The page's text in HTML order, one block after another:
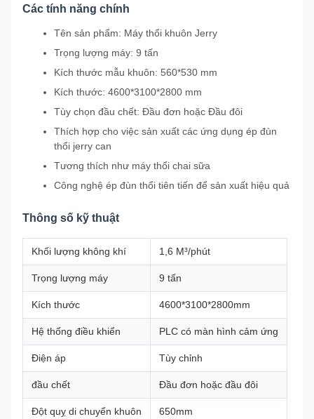
Các tính năng chính
Tên sản phẩm: Máy thổi khuôn Jerry
Trọng lượng máy: 9 tấn
Kích thước mẫu khuôn: 560*530 mm
Kích thước: 4600*3100*2800 mm
Tùy chọn đầu chết: Đầu đơn hoặc Đầu đôi
Thích hợp cho việc sản xuất các ứng dụng ép đùn
thổi jerry can
Tương thích như máy thổi chai sữa
Công nghệ ép đùn thổi tiên tiến để sản xuất hiệu quả
Thông số kỹ thuật
Khối lượng không khí 1,6 M³/phút
Trọng lượng máy 9 tấn
Kích thước 4600*3100*2800mm
Hệ thống điều khiển PLC có màn hình cảm ứng
Điện áp Tùy chỉnh
đầu chết Đầu đơn hoặc đầu đôi
Đột quỵ di chuyển khuôn 650mm